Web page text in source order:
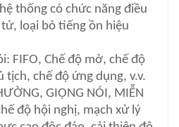
thống có chức năng điều
loại bỏ tiếng ồn hiệu
FIFO, Chế độ mở, chế độ
tịch, chế độ ứng dụng, v.v.
GIỌNG NÓI, MIỄN
độ hội nghị, mạch xử lý